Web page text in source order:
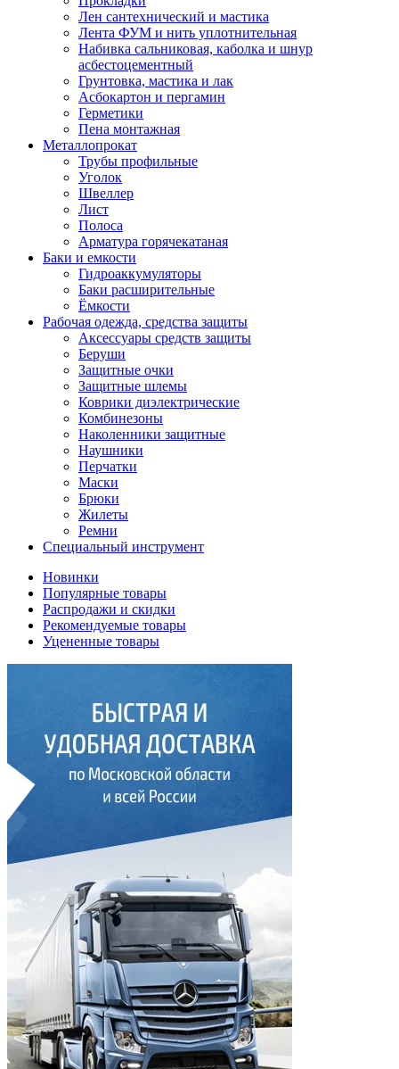
Лен сантехнический и мастика
Лента ФУМ и нить уплотнительная
Набивка сальниковая, каболка и шнур
асбестоцементный
Грунтовка, мастика и лак
Асбокартон и пергамин
Герметики
Пена монтажная
Металлопрокат
Трубы профильные
Уголок
Швеллер
Лист
Полоса
Арматура горячекатаная
Баки и емкости
Гидроаккумуляторы
Баки расширительные
Ёмкости
Рабочая одежда, средства защиты
Аксессуары средств защиты
Беруши
Защитные очки
Защитные шлемы
Коврики диэлектрические
Комбинезоны
Наколенники защитные
Наушники
Перчатки
Маски
Брюки
Жилеты
Ремни
Специальный инструмент
Новинки
Популярные товары
Распродажи и скидки
Рекомендуемые товары
Уцененные товары